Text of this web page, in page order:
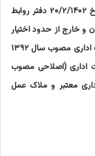
مراجع مالیاتی مسموع نخواهد بود»، در انتهای اطلاعیه مورخ ۲۰/۲/۱۴۰۲ دفتر روابط
و خارج از حدود اختیار
است و مستند به بند ۱ ماده ۱۲ و ماده ۸۸ قانون دیوان عدالت اداری مصوب سال ۱۳۹۲
قانون دیوان عدالت اداری (اصلاحی مصوب
معتبر و ملاک عمل